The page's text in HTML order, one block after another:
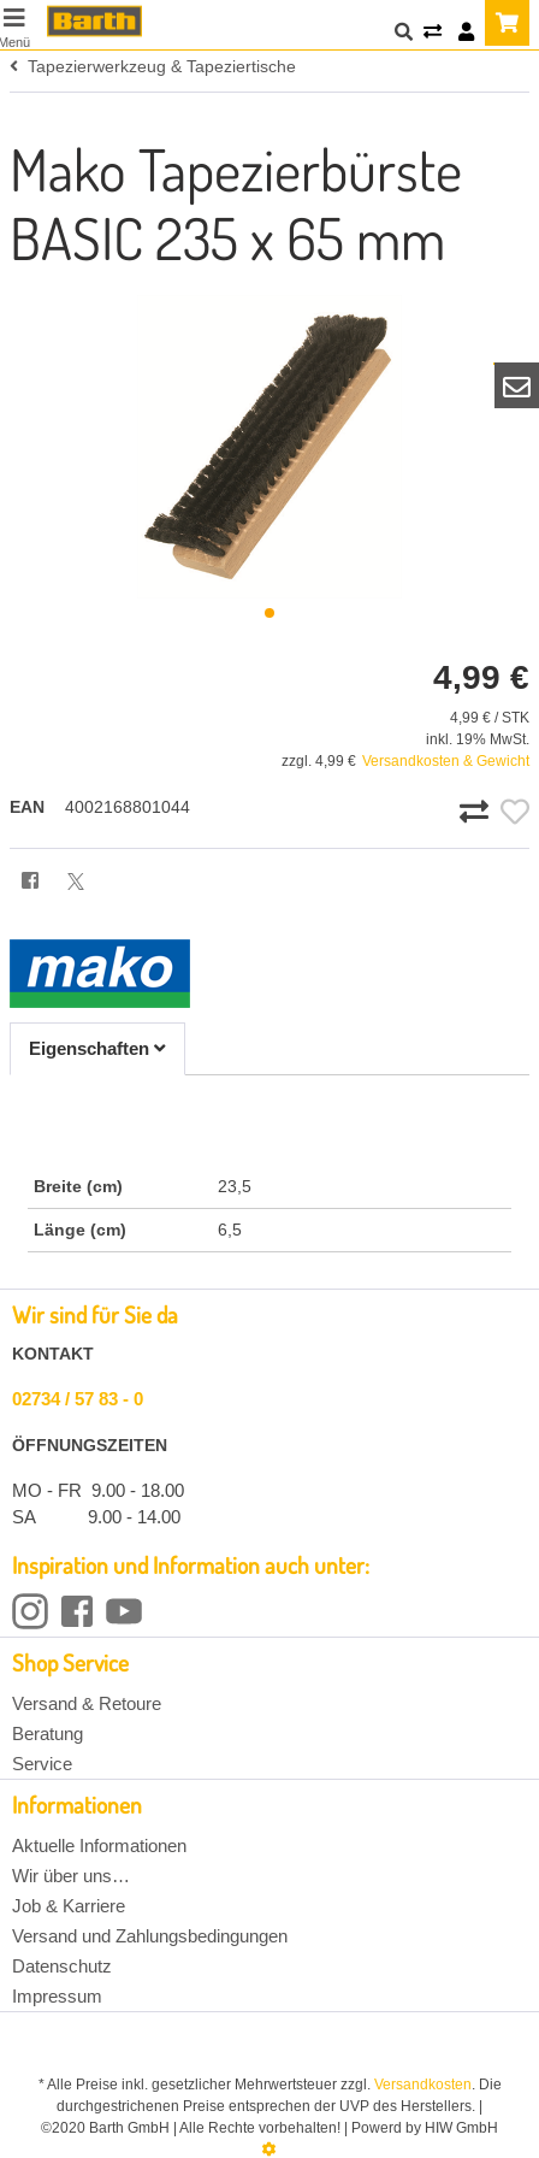
Tapezierwerkzeug & Tapeziertische
Mako Tapezierbürste
BASIC 235 x 65 mm
4,99 €
4,99 € / STK
inkl. 19% MwSt.
zzgl. 4,99 € Versandkosten & Gewicht
EAN 4002168801044
Eigenschaften
Breite (cm) 23,5
Länge (cm) 6,5
Wir sind für Sie da
KONTAKT
02734 / 57 83 - 0
ÖFFNUNGSZEITEN
MO - FR 9.00 - 18.00
SA 9.00 - 14.00
Inspiration und Information auch unter:
Shop Service
Versand & Retoure
Beratung
Service
Informationen
Aktuelle Informationen
Wir über uns…
Job & Karriere
Versand und Zahlungsbedingungen
Datenschutz
Impressum
* Alle Preise inkl. gesetzlicher Mehrwertsteuer zzgl. Versandkosten. Die
durchgestrichenen Preise entsprechen der UVP des Herstellers. |
©2020 Barth GmbH | Alle Rechte vorbehalten! | Powerd by HIW GmbH